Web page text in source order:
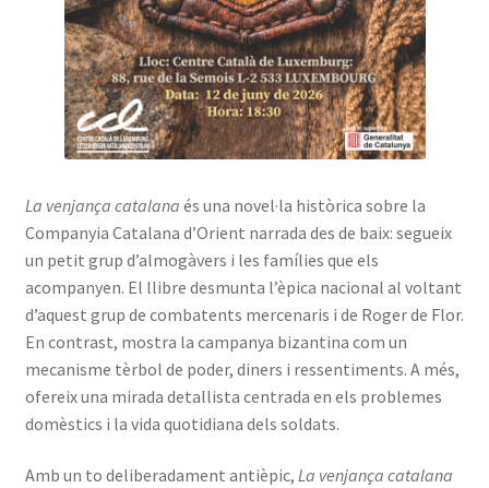
La venjança catalana és una novel·la històrica sobre la
Companyia Catalana d’Orient narrada des de baix: segueix
un petit grup d’almogàvers i les famílies que els
acompanyen. El llibre desmunta l’èpica nacional al voltant
d’aquest grup de combatents mercenaris i de Roger de Flor.
En contrast, mostra la campanya bizantina com un
mecanisme tèrbol de poder, diners i ressentiments. A més,
ofereix una mirada detallista centrada en els problemes
domèstics i la vida quotidiana dels soldats.
Amb un to deliberadament antièpic, La venjança catalana